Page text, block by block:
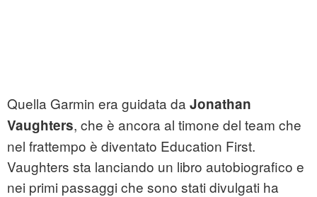
Quella Garmin era guidata da Jonathan
Vaughters, che è ancora al timone del team che
nel frattempo è diventato Education First.
Vaughters sta lanciando un libro autobiografico e
nei primi passaggi che sono stati divulgati ha